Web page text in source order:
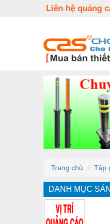
Liên hệ quảng
Trang chủ Tập
DANH MỤC